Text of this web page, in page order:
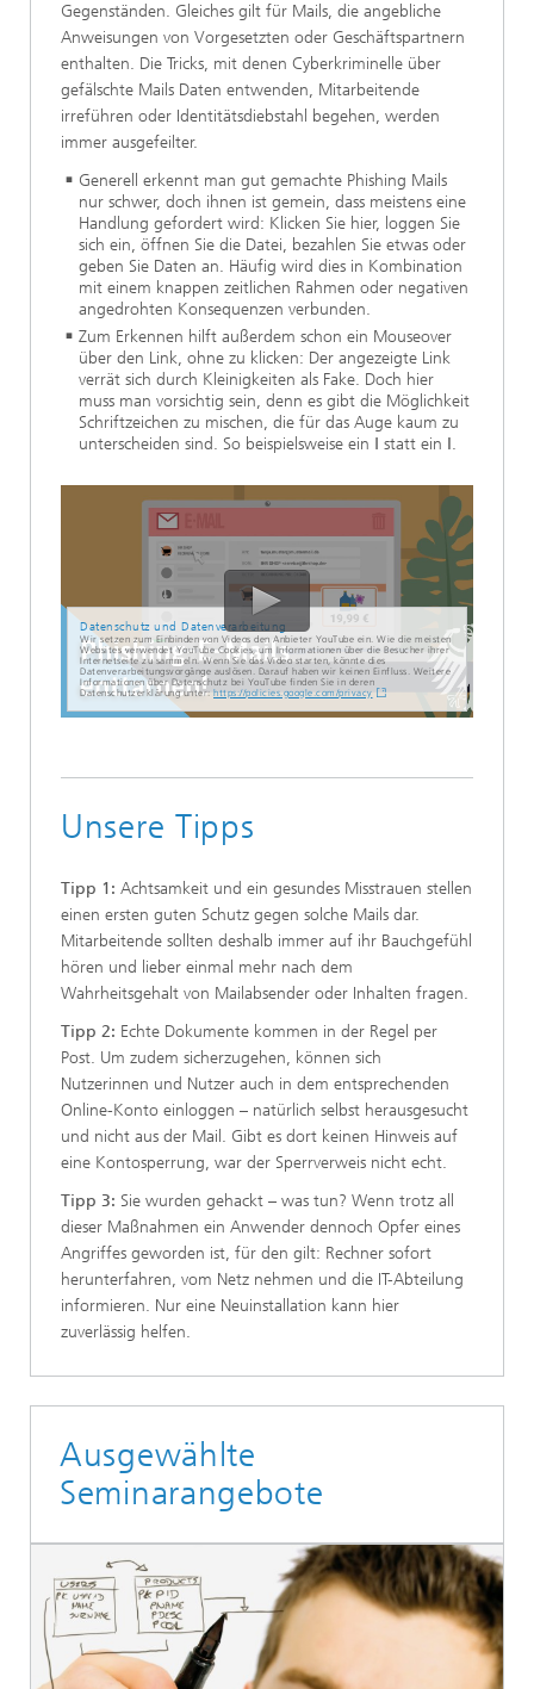
Gegenständen. Gleiches gilt für Mails, die angebliche
Anweisungen von Vorgesetzten oder Geschäftspartnern
enthalten. Die Tricks, mit denen Cyberkriminelle über
gefälschte Mails Daten entwenden, Mitarbeitende
irreführen oder Identitätsdiebstahl begehen, werden
immer ausgefeilter.
Generell erkennt man gut gemachte Phishing Mails
nur schwer, doch ihnen ist gemein, dass meistens eine
Handlung gefordert wird: Klicken Sie hier, loggen Sie
sich ein, öffnen Sie die Datei, bezahlen Sie etwas oder
geben Sie Daten an. Häufig wird dies in Kombination
mit einem knappen zeitlichen Rahmen oder negativen
angedrohten Konsequenzen verbunden.
Zum Erkennen hilft außerdem schon ein Mouseover
über den Link, ohne zu klicken: Der angezeigte Link
verrät sich durch Kleinigkeiten als Fake. Doch hier
muss man vorsichtig sein, denn es gibt die Möglichkeit
Schriftzeichen zu mischen, die für das Auge kaum zu
unterscheiden sind. So beispielsweise ein Ⅰ statt ein I.
Datenschutz und Datenverarbeitung
Wir setzen zum Einbinden von Videos den Anbieter YouTube ein. Wie die meisten
Websites verwendet YouTube Cookies, um Informationen über die Besucher ihrer
Internetseite zu sammeln. Wenn Sie das Video starten, könnte dies
Datenverarbeitungsvorgänge auslösen. Darauf haben wir keinen Einfluss. Weitere
Informationen über Datenschutz bei YouTube finden Sie in deren
Datenschutzerklärung unter: https://policies.google.com/privacy
Unsere Tipps
Tipp 1: Achtsamkeit und ein gesundes Misstrauen stellen
einen ersten guten Schutz gegen solche Mails dar.
Mitarbeitende sollten deshalb immer auf ihr Bauchgefühl
hören und lieber einmal mehr nach dem
Wahrheitsgehalt von Mailabsender oder Inhalten fragen.
Tipp 2: Echte Dokumente kommen in der Regel per
Post. Um zudem sicherzugehen, können sich
Nutzerinnen und Nutzer auch in dem entsprechenden
Online-Konto einloggen – natürlich selbst herausgesucht
und nicht aus der Mail. Gibt es dort keinen Hinweis auf
eine Kontosperrung, war der Sperrverweis nicht echt.
Tipp 3: Sie wurden gehackt – was tun? Wenn trotz all
dieser Maßnahmen ein Anwender dennoch Opfer eines
Angriffes geworden ist, für den gilt: Rechner sofort
herunterfahren, vom Netz nehmen und die IT-Abteilung
informieren. Nur eine Neuinstallation kann hier
zuverlässig helfen.
Ausgewählte
Seminarangebote